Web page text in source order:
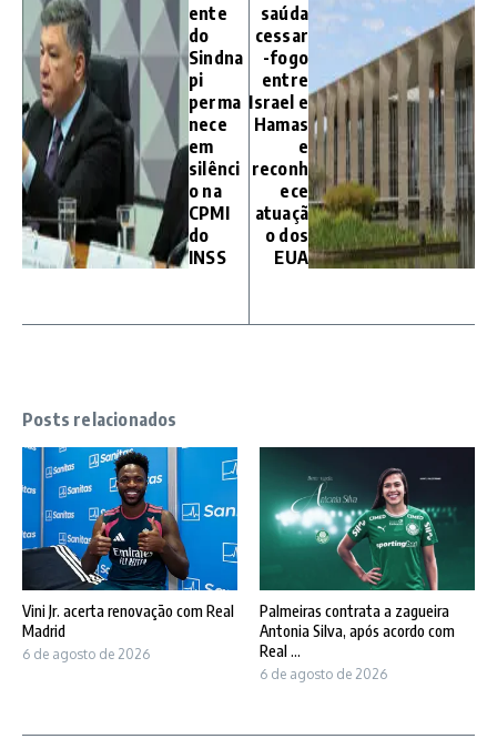
ente
do
Sindna
pi
perma
nece
em
silênci
o na
CPMI
do
INSS
saúda
cessar
-fogo
entre
Israel e
Hamas
e
reconh
ece
atuaçã
o dos
EUA
Posts relacionados
Vini Jr. acerta renovação com Real
Madrid
6 de agosto de 2026
Palmeiras contrata a zagueira
Antonia Silva, após acordo com
Real ...
6 de agosto de 2026